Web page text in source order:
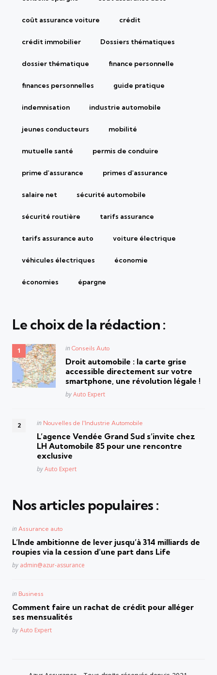
coût assurance voiture crédit
crédit immobilier Dossiers thématiques
dossier thématique finance personnelle
finances personnelles guide pratique
indemnisation industrie automobile
jeunes conducteurs mobilité
mutuelle santé permis de conduire
prime d'assurance primes d'assurance
salaire net sécurité automobile
sécurité routière tarifs assurance
tarifs assurance auto voiture électrique
véhicules électriques économie
économies épargne
Le choix de la rédaction :
Posted
in Conseils Auto
Droit automobile : la carte grise
accessible directement sur votre
smartphone, une révolution légale !
Posted
byAuto Expert
Posted
in Nouvelles de l'Industrie Automobile
L’agence Vendée Grand Sud s’invite chez
LH Automobile 85 pour une rencontre
exclusive
Posted
byAuto Expert
Nos articles populaires :
Posted
in Assurance auto
L’Inde ambitionne de lever jusqu’à 314 milliards de
roupies via la cession d’une part dans Life
Posted
by admin@azur-assurance
Posted
in Business
Comment faire un rachat de crédit pour alléger
ses mensualités
Posted
byAuto Expert